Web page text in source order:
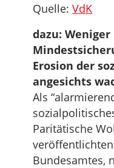
Quelle: VdK
dazu:
Erosion der
angesichts
Als
Paritätische
Bundesamtes,